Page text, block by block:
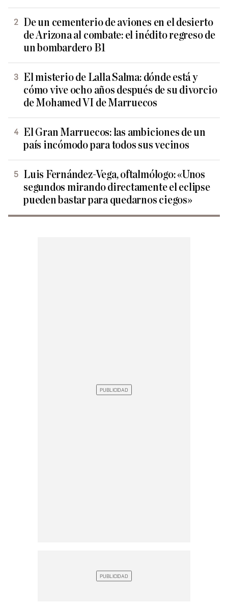
De un cementerio de aviones en el desierto
de Arizona al combate: el inédito regreso de
un bombardero B1
El misterio de Lalla Salma: dónde está y
cómo vive ocho años después de su divorcio
de Mohamed VI de Marruecos
El Gran Marruecos: las ambiciones de un
país incómodo para todos sus vecinos
Luis Fernández-Vega, oftalmólogo: «Unos
segundos mirando directamente el eclipse
pueden bastar para quedarnos ciegos»